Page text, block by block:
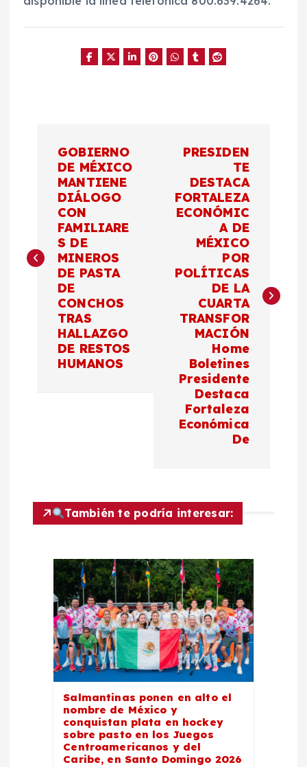
e
g
e
GOBIERNO
DE MÉXICO
MANTIENE
DIÁLOGO
CON
FAMILIARE
S DE
MINEROS
DE PASTA
DE
CONCHOS
TRAS
HALLAZGO
DE RESTOS
HUMANOS
PRESIDEN
TE
DESTACA
FORTALEZA
ECONÓMIC
A DE
MÉXICO
POR
POLÍTICAS
DE LA
CUARTA
TRANSFOR
MACIÓN
Home
Boletines
Presidente
Destaca
Fortaleza
Económica
De
También te podría interesar:
Salmantinas ponen en alto el
nombre de México y
conquistan plata en hockey
sobre pasto en los Juegos
Centroamericanos y del
Caribe, en Santo Domingo 2026